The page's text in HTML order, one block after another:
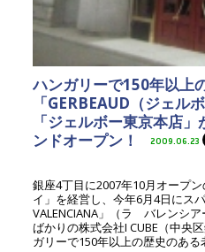
ハンガリーで150年以上
「GERBEAUD（ジェル
「ジェルボー東京本店
ンドオープン！
2009.06.23
銀座4丁目に2007年10月オープ
イ」を経営し、今年6月4日にス
VALENCIANA」（ラ バレンシ
ばかりの株式会社I CUBE（中央
ガリーで150年以上の歴史のある